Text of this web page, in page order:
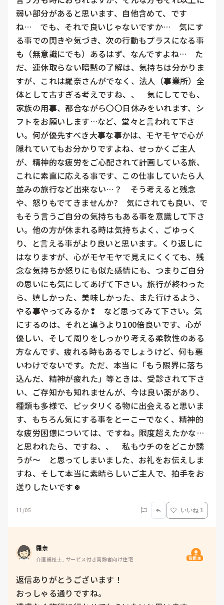
弱い部分があると思います、自他含めて、です
ね…　でも、それで良いじゃないですか…　気にす
る事での閃きや気づき、次の行動もプラスになる事
も（無意識にでも）あるはず、なんですよね…　た
だ、連休取らない暗黙の了解は、気持ちは分かりま
すが、これは羅奈さんがでなく、法人（事業所）全
体として古すぎる考えですね、、　気にしてでも、
家族の用事、都合ながら〇〇日休みをいれます、シ
フトをお願いします…など、堂々と言われて下さ
い。何が優先すべき大事な事かは、モヤモヤで心が
隠れていてもお分かりですよね、せっかくご主人
が、精神的な疲労をご心配されて計画している旅、
これに素直に応える事です、この仕事していたら人
並みの旅行など出来ない…？　そう考えると残念
や、怒りもでてきませんか?　気にされても良い、で
もそう言うご自分の気持ちもある事を意識して下さ
い。他の方が休まれる時は気持ちよく、ごゆっく
り、と言える事がより良いと思います。くり返しに
はなりますが、心がモヤモヤで見えにくくても、残
念な気持ちか怒りにも似た感情にも、つまりご自分
の思いにも気にしてあげて下さい。旅行が終わった
ら、嬉しかった、美味しかった、また行けるよう、
やる事やってみるか❢　など思ってみて下さい。気
にするのは、それと違うより100倍良いです、心が
優しい、そして周りをしっかり考える柔軟性のある
方なんです、疲れる時もあるでしょうけど、何も悪
いわけでないです。ただ、本当に「もう限界に落ち
込んだ、精神が疲れた」等ときは、受診されて下さ
い、ご存知かも知れませんが、今は良い薬があり、
種類も多様で、ピッタリくる物に出会えると思いま
す、もちろん気にする事をとーこーでなく、精神的
な疲労困憊については、ですね。限度超えたかな…
と思われたら、ですね、、　私もウチのをどこか誘
うが〜　と思ってしまいました、お礼をお伝えしま
すね、そして本当に素晴らしいご主人で、拍手をお
送りしたいです🍀
11/05 いいね 1
羅奈
介護福祉士, サービス付き高齢者向け住宅 質問主
返信ありがとうございます！
おっしゃる通りですね。